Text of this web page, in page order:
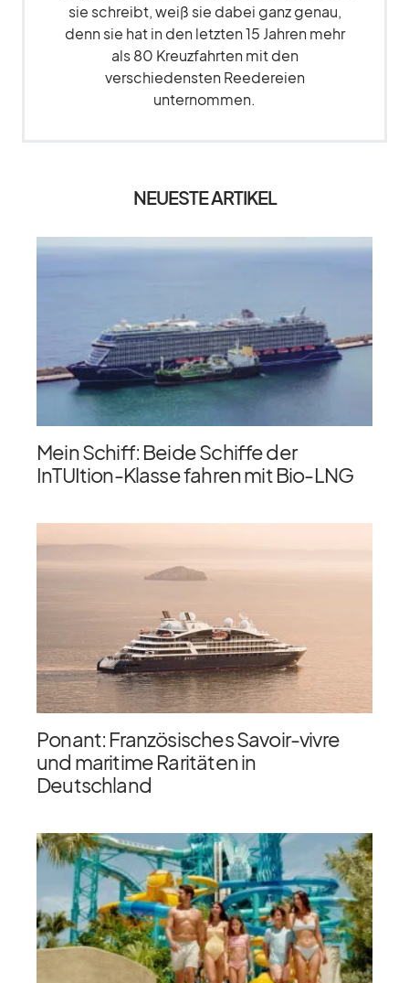
sie schreibt, weiß sie dabei ganz genau,
denn sie hat in den letzten 15 Jahren mehr
als 80 Kreuzfahrten mit den
verschiedensten Reedereien
unternommen.
NEUESTE ARTIKEL
Mein Schiff: Beide Schiffe der
InTUItion-Klasse fahren mit Bio-LNG
Ponant: Französisches Savoir-vivre
und maritime Raritäten in
Deutschland